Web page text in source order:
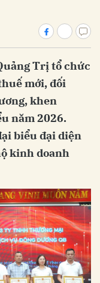
Trị tổ chức
mới, đối
khen
năm 2026.
biểu đại diện
kinh doanh